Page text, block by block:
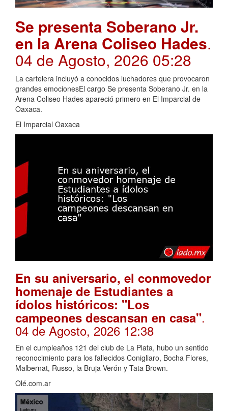
Se presenta Soberano Jr.
en la Arena Coliseo Hades.
04 de Agosto, 2026 05:28
La cartelera incluyó a conocidos luchadores que provocaron
grandes emocionesEl cargo Se presenta Soberano Jr. en la
Arena Coliseo Hades apareció primero en El Imparcial de
Oaxaca.
El Imparcial Oaxaca
En su aniversario, el conmovedor
homenaje de Estudiantes a
ídolos históricos: "Los
campeones descansan en casa".
04 de Agosto, 2026 12:38
En el cumpleaños 121 del club de La Plata, hubo un sentido
reconocimiento para los fallecidos Conigliaro, Bocha Flores,
Malbernat, Russo, la Bruja Verón y Tata Brown.
Olé.com.ar